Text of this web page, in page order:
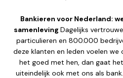
Bankieren voor Nederland:
samenleving Dagelijks
particulieren en 800.000
deze klanten en leden voelen
het goed met hen, dan gaat
uiteindelijk ook met ons als